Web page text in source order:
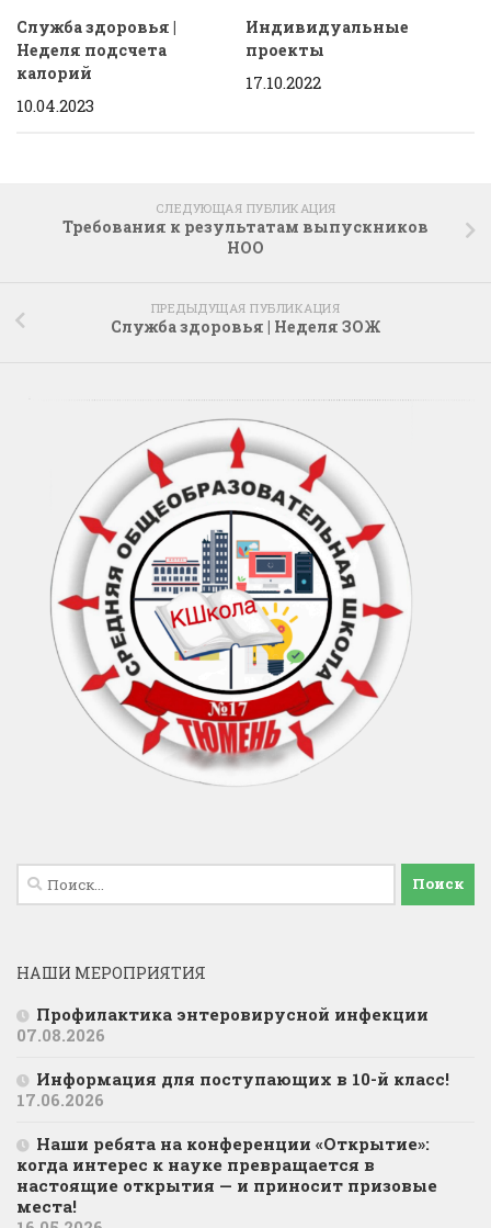
Служба здоровья |
Неделя подсчета
калорий
10.04.2023
Индивидуальные
проекты
17.10.2022
СЛЕДУЮЩАЯ ПУБЛИКАЦИЯ
Требования к результатам выпускников
НОО
ПРЕДЫДУЩАЯ ПУБЛИКАЦИЯ
Служба здоровья | Неделя ЗОЖ
Найти:
НАШИ МЕРОПРИЯТИЯ
Профилактика энтеровирусной инфекции
07.08.2026
Информация для поступающих в 10-й класс!
17.06.2026
Наши ребята на конференции «Открытие»:
когда интерес к науке превращается в
настоящие открытия — и приносит призовые
места!